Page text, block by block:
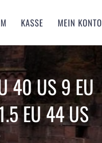
KASSE MEIN KONTO
40 US 9 EU
EU 44 US